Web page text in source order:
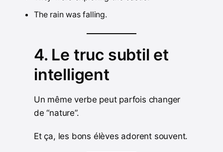
The rain was falling.
4. Le truc subtil et
intelligent
Un même verbe peut parfois changer
de “nature”.
Et ça, les bons élèves adorent souvent.